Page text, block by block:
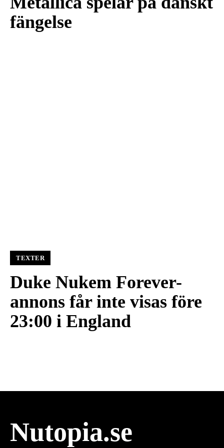
fängelse
TEXTER
Duke Nukem Forever-
annons får inte visas före
23:00 i England
Nutopia.se